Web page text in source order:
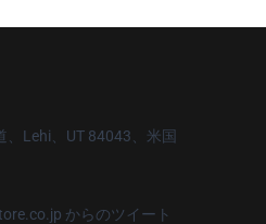
、Lehi、UT 84043、米国
からのツイート